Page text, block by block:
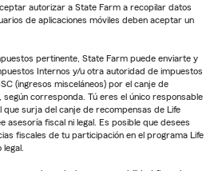
autorizar a State Farm a recopilar datos
de aplicaciones móviles deben aceptar un
pertinente, State Farm puede enviarte y
Internos y/u otra autoridad de impuestos
(ingresos misceláneos) por el canje de
corresponda. Tú eres el único responsable
que surja del canje de recompensas de Life
asesoría fiscal ni legal. Es posible que desees
fiscales de tu participación en el programa Life